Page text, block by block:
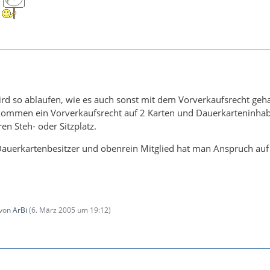
so ablaufen, wie es auch sonst mit dem Vorverkaufsrecht
ein Vorverkaufsrecht auf 2 Karten und
Steh- oder Sitzplatz.
und obenrein Mitglied hat man Anspruch
ArBi (6. März 2005 um 19:12)